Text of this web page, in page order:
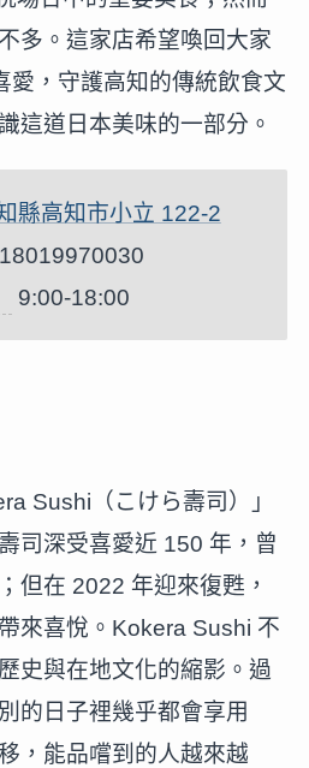
多。這家店希望喚回大家
愛，守護高知的傳統飲食文
這道日本美味的一部分。
縣高知市小立 122-2
9:00-18:00
Sushi（こけら壽司）」
司深受喜愛近 150 年，曾
但在 2022 年迎來復甦，
來喜悅。Kokera Sushi 不
史與在地文化的縮影。過
的日子裡幾乎都會享用
，能品嚐到的人越來越